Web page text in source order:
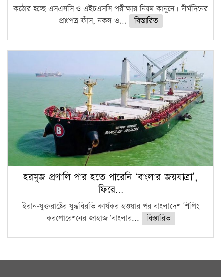
কঠোর হচ্ছে এসএসসি ও এইচএসসি পরীক্ষার নিয়ম কানুনে। দীর্ঘদিনের
প্রশ্নপত্র ফাঁস, নকল ও...
বিস্তারিত
হরমুজ প্রণালি পার হতে পারেনি ‘বাংলার জয়যাত্রা’,
ফিরে…
ইরান-যুক্তরাষ্ট্রের যুদ্ধবিরতি কার্যকর হওয়ার পর বাংলাদেশ শিপিং
করপোরেশনের জাহাজ ‘বাংলার...
বিস্তারিত